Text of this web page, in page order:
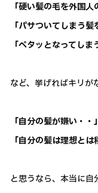
「硬い髪の毛を外国
「パサついてしまう
「ペタッとなってし
など、挙げればキリが
「自分の髪が嫌い・・」
「自分の髪は理想とは
と思うなら、本当に